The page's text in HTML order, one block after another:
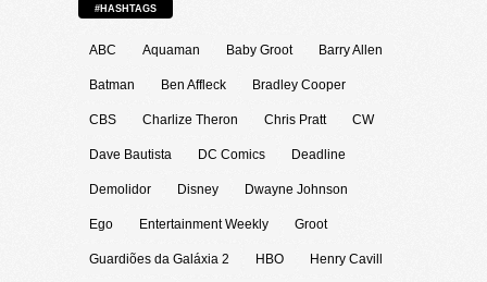
#HASHTAGS
ABC Aquaman Baby Groot Barry Allen
Batman Ben Affleck Bradley Cooper
CBS Charlize Theron Chris Pratt CW
Dave Bautista DC Comics Deadline
Demolidor Disney Dwayne Johnson
Ego Entertainment Weekly Groot
Guardiões da Galáxia 2 HBO Henry Cavill